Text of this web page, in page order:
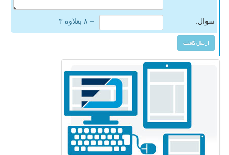
سوال: = ۸ بعلاوه ۳